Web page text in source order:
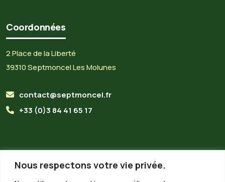
Nous respectons votre vie privée.
Coordonnées
2 Place de la Liberté
39310 Septmoncel Les Molunes
contact@septmoncel.fr
+33 (0)3 84 41 65 17